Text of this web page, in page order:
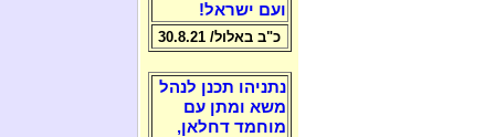
ועם ישראל!
כ"ב באלול/ 30.8.21
נתניהו תכנן לנהל
משא ומתן עם
מוחמד דחלאן,